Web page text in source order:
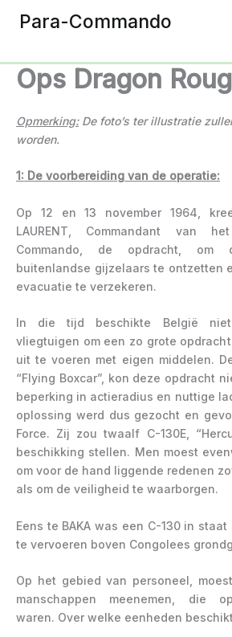
naar
inhoud
Para-Commando
Ops Dragon
Opmerking:De foto’s ter illustratie
worden.
1: De voorbereiding van de operatie:
Op 12 en 13 november 1964,
LAURENT, Commandant van
Commando, de opdracht, om
buitenlandse gijzelaars te ontzetten
evacuatie te verzekeren.
In die tijd beschikte België
vliegtuigen om een zo grote
uit te voeren met eigen middelen. De
“Flying Boxcar”, kon deze opdracht
beperking in actieradius en nuttige
oplossing werd dus gezocht en
Force. Zij zou twaalf C-130E,
beschikking stellen. Men moest
om voor de hand liggende redenen
als om de veiligheid te waarborgen.
Eens te BAKA was een C-130 in
te vervoeren boven Congolees
Op het gebied van personeel,
manschappen meenemen, die
waren. Over welke eenheden